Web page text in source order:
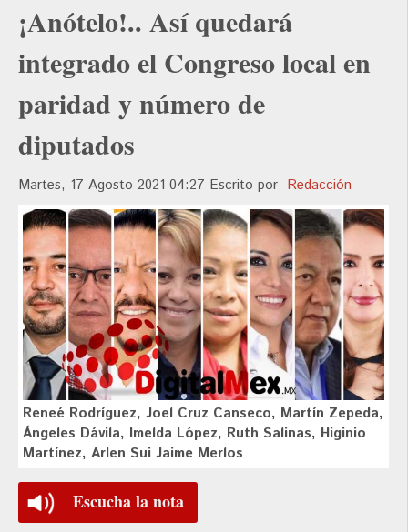
¡Anótelo!.. Así quedará
integrado el Congreso local en
paridad y número de
diputados
Martes, 17 Agosto 2021 04:27 Escrito por Redacción
Reneé Rodríguez, Joel Cruz Canseco, Martín Zepeda,
Ángeles Dávila, Imelda López, Ruth Salinas, Higinio
Martínez, Arlen Sui Jaime Merlos
Escucha la nota